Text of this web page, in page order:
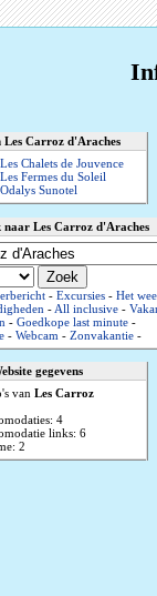
Les Carroz d'Araches
Chalets de Jouvence
Fermes du Soleil
Sunotel
naar Les Carroz d'Araches
- Excursies- Het
-All inclusive-
- Goedkope last minute-
- Webcam- Zonvakantie-
gegevens
van Les Carroz
4
links: 6
2